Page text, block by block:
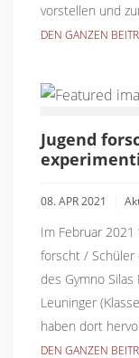
vorstellen und
DEN GANZEN
Jugend
08. APR 2021
Im Februar 2021
forscht /
des Gymno Silas
Leuninger
haben dort
DEN GANZEN